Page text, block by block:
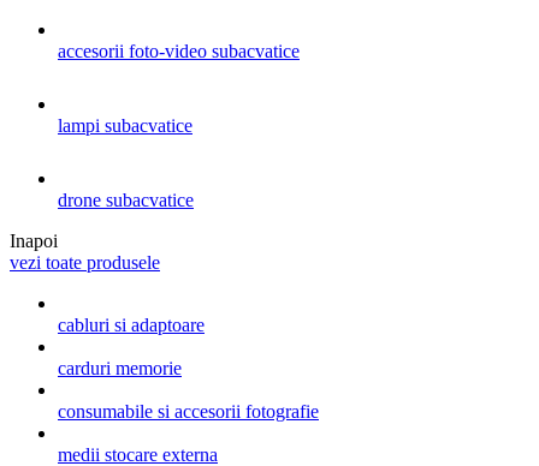
accesorii foto-video subacvatice
lampi subacvatice
drone subacvatice
Inapoi
vezi toate produsele
cabluri si adaptoare
carduri memorie
consumabile si accesorii fotografie
medii stocare externa